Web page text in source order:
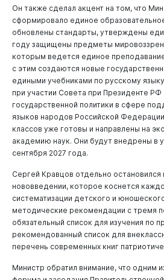
Он также сделал акцент на том, что
сформировало единое
обновлены стандарты, утверждены
году защищены предметы
которым ведется единое
с этим создаются новые
едиными учебниками по русскому
при участии Совета при Президенте РФ
государственной политики в сфере
языков народов Российской
классов уже готовы и направлены на
академию наук. Они будут внедрены в
сентября 2027 года.
Сергей Кравцов отдельно остановился
нововведении, которое коснется
систематизации детского и
методические рекомендации с тремя
обязательный список для изучения по
рекомендованный список для
перечень современных книг
Министр обратил внимание, что одним